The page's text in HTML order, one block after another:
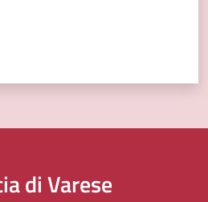
di Varese